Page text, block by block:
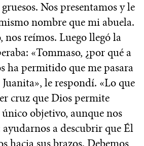
Nos presentamos y le
nombre que mi abuela.
reímos. Luego llegó la
«Tommaso, ¿por qué a
ha permitido que me pasara
Juanita», le respondí. «Lo que
cruz que Dios permite
objetivo, aunque nos
a descubrir que Él